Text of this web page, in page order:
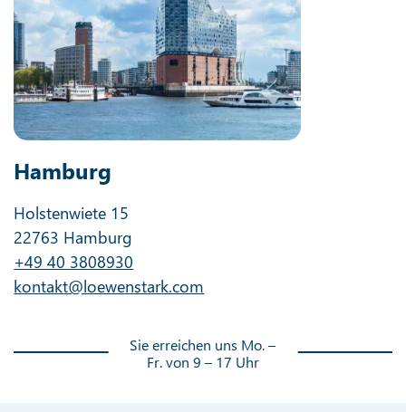
Hamburg
Holstenwiete 15
22763 Hamburg
+49 40 3808930
kontakt@loewenstark.com
Sie erreichen uns Mo. –
Fr. von 9 – 17 Uhr